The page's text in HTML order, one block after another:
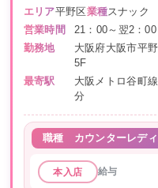
エリア平野区 業種スナック
営業時間
21：00～翌2：00
勤務地
大阪府大阪市平
5F
最寄駅
大阪メトロ谷町
分
職種 カウンターレディ
本入店 給与